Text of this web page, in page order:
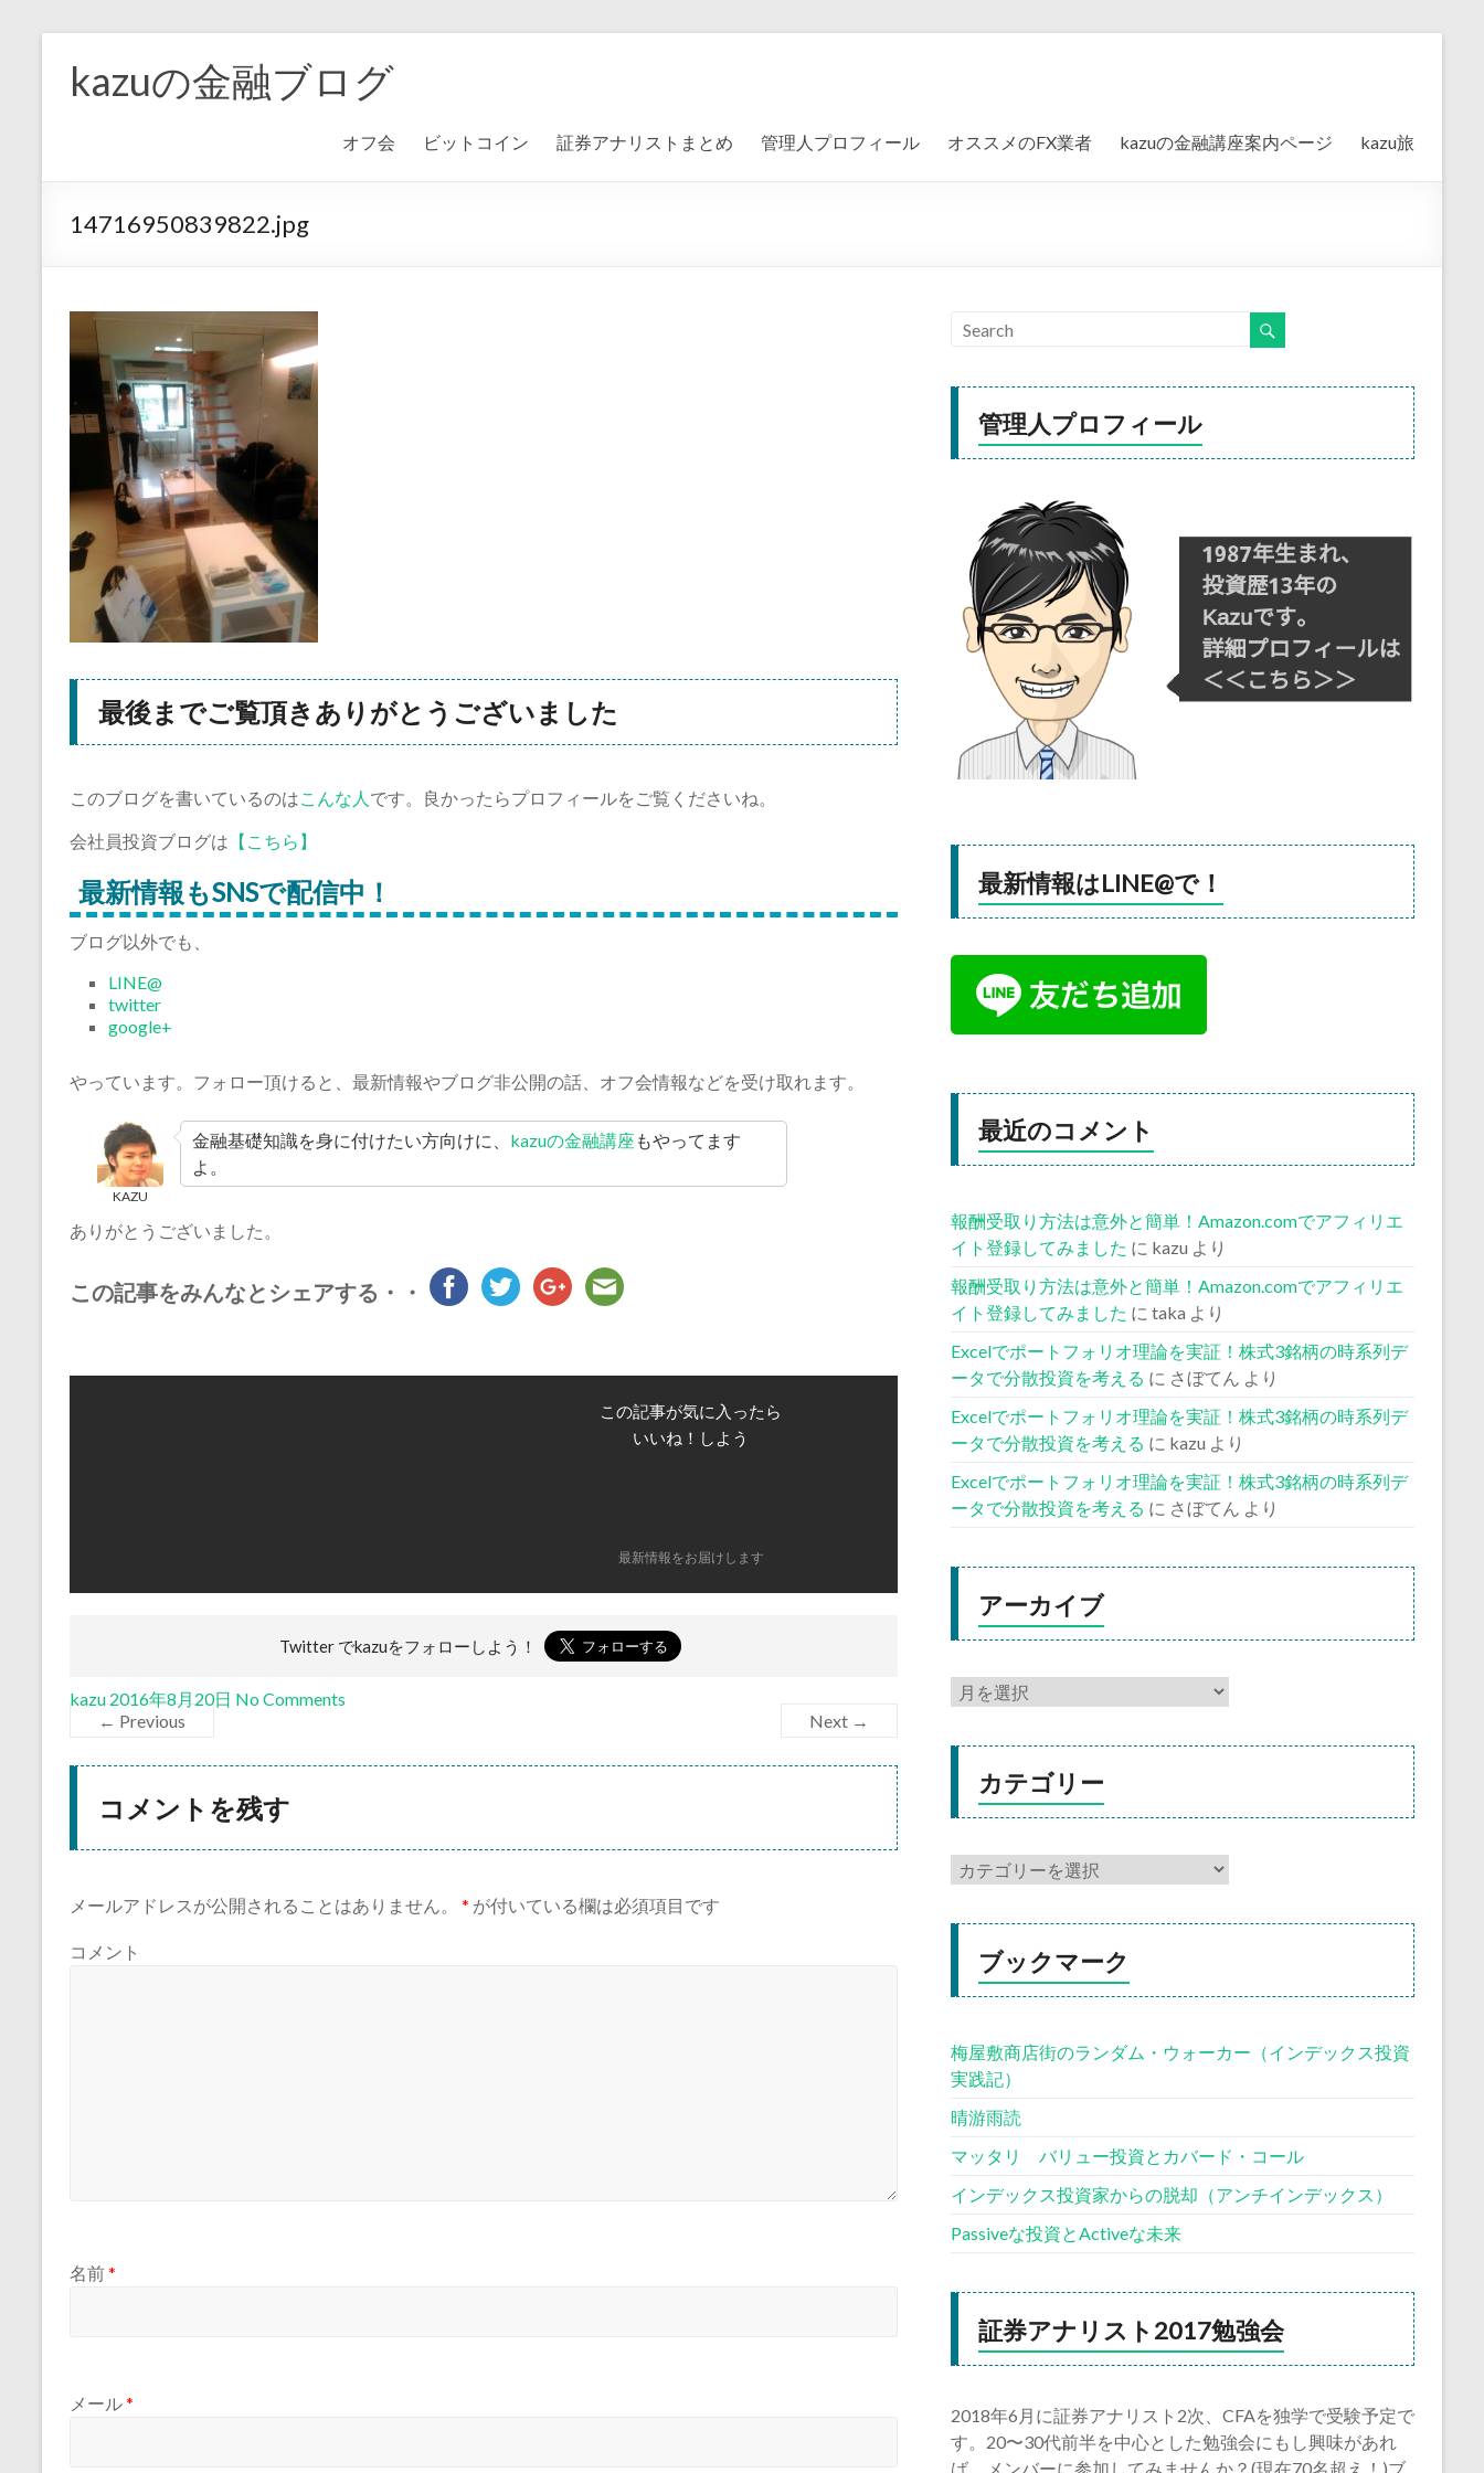
kazuの金融ブログ
オフ会 ビットコイン 証券アナリストまとめ 管理人プロフィール オススメのFX業者 kazuの金融講座案内ページ kazu旅
14716950839822.jpg
最後までご覧頂きありがとうございました
このブログを書いているのはこんな人 です。良かったらプロフィールをご覧くださいね。
会社員投資ブログは 【こちら】
最新情報もSNSで配信中！
ブログ以外でも、
LINE@
twitter
google+
やっています。フォロー頂けると、最新情報やブログ非公開の話、オフ会情報などを受け取れます。
KAZU
金融基礎知識を身に付けたい方向けに、 kazuの金融講座 もやってます
よ。
ありがとうございました。
この記事をみんなとシェアする・・
この記事が気に入ったら
いいね！しよう
最新情報をお届けします
Twitter でkazuをフォローしよう！
kazu 2016年8月20日 No Comments
← Previous
Next →
コメントを残す
メールアドレスが公開されることはありません。 * が付いている欄は必須項目です
コメント
名前*
メール*
管理人プロフィール
最新情報はLINE@で！
最近のコメント
報酬受取り方法は意外と簡単！Amazon.comでアフィリエ
イト登録してみました に kazu より
報酬受取り方法は意外と簡単！Amazon.comでアフィリエ
イト登録してみました に taka より
Excelでポートフォリオ理論を実証！株式3銘柄の時系列デ
ータで分散投資を考える に さぼてん より
Excelでポートフォリオ理論を実証！株式3銘柄の時系列デ
ータで分散投資を考える に kazu より
Excelでポートフォリオ理論を実証！株式3銘柄の時系列デ
ータで分散投資を考える に さぼてん より
アーカイブ
カテゴリー
ブックマーク
梅屋敷商店街のランダム・ウォーカー（インデックス投資
実践記）
晴游雨読
マッタリ バリュー投資とカバード・コール
インデックス投資家からの脱却（アンチインデックス）
Passiveな投資とActiveな未来
証券アナリスト2017勉強会
2018年6月に証券アナリスト2次、CFAを独学で受験予定で
す。20〜30代前半を中心とした勉強会にもし興味があれ
ば、メンバーに参加してみませんか？(現在70名超え！)ブ